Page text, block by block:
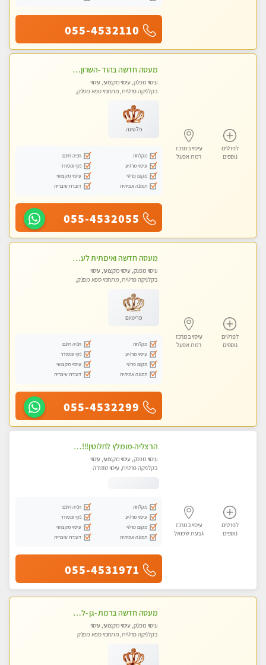
055-4532110
לפרטים
נוספים
עיסוי במרכז
רמת אפעל
מעסה חדשה בהוד -השרון -כל סוגי העיסויים מעסה מקצועית ואיכותית פרטי!!!מומלץ לחלוטין!!
עיסוי מפנק, עיסוי מקצועי, עיסוי
בקלניקה פרטית, מתחמי ספא מפנק,
פלטינה
מקלחת
חניה חינם
עיסוי מרגיע
נקי ומסודר
מקום פרטי
עיסוי מקצועי
תמונה אמיתית
דוברת עיברית
055-4532055
לפרטים
נוספים
עיסוי במרכז
רמת אפעל
מעסה חדשה ואיכותית לעיסוי מרגיע ומפנק VIP-מומלץ לחלוטין! פרטי! ​​​​​​ Highly recommended
עיסוי מפנק, עיסוי מקצועי, עיסוי
בקלניקה פרטית, מתחמי ספא מפנק,
פרימיום
מקלחת
חניה חינם
עיסוי מרגיע
נקי ומסודר
מקום פרטי
עיסוי מקצועי
תמונה אמיתית
דוברת עיברית
055-4532299
לפרטים
נוספים
עיסוי במרכז
גבעת שמואל
הרצליה-מומלץ לחלוטין!!!! כל סוגי העיסויים מעסה מקצועית ואיכותית פרטי!! בנתניה
עיסוי מפנק, עיסוי מקצועי, עיסוי
בקלניקה פרטית, עיסוי טנטרה
מקלחת
חניה חינם
עיסוי מרגיע
נקי ומסודר
מקום פרטי
עיסוי מקצועי
תמונה אמיתית
דוברת עיברית
055-4531971
מעסה חדשה ברמת -גן -לעיסוי מיוחד ואיכותי מקום פרטי ואינטימי ושקט מומלץ לחלוטין!!
עיסוי מפנק, עיסוי מקצועי, עיסוי
בקלניקה פרטית, מתחמי ספא מפנק